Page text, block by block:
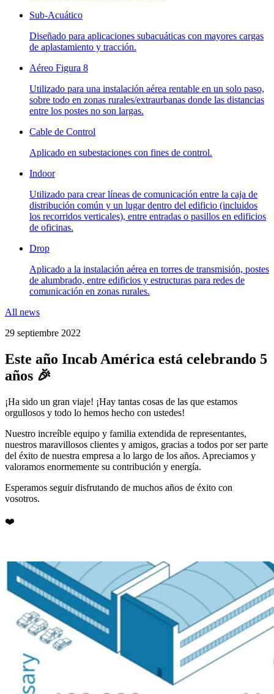
Sub-Acuático
Diseñado para aplicaciones subacuáticas con mayores cargas
de aplastamiento y tracción.
Aéreo Figura 8
Utilizado para una instalación aérea rentable en un solo paso,
sobre todo en zonas rurales/extraurbanas donde las distancias
entre los postes no son largas.
Cable de Control
Aplicado en subestaciones con fines de control.
Indoor
Utilizado para crear líneas de comunicación entre la caja de
distribución común y un lugar dentro del edificio (incluidos
los recorridos verticales), entre entradas o pasillos en edificios
de oficinas.
Drop
Aplicado a la instalación aérea en torres de transmisión, postes
de alumbrado, entre edificios y estructuras para redes de
comunicación en zonas rurales.
All news
29 septiembre 2022
Este año Incab América está celebrando 5
años 🎉
¡Ha sido un gran viaje! ¡Hay tantas cosas de las que estamos
orgullosos y todo lo hemos hecho con ustedes!
Nuestro increíble equipo y familia extendida de representantes,
nuestros maravillosos clientes y amigos, gracias a todos por ser parte
del éxito de nuestra empresa a lo largo de los años. Apreciamos y
valoramos enormemente su contribución y energía.
Esperamos seguir disfrutando de muchos años de éxito con
vosotros.
❤️